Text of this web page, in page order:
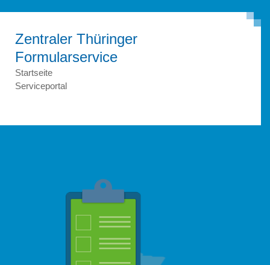
Zentraler Thüringer
Formular­service
Startseite
Serviceportal